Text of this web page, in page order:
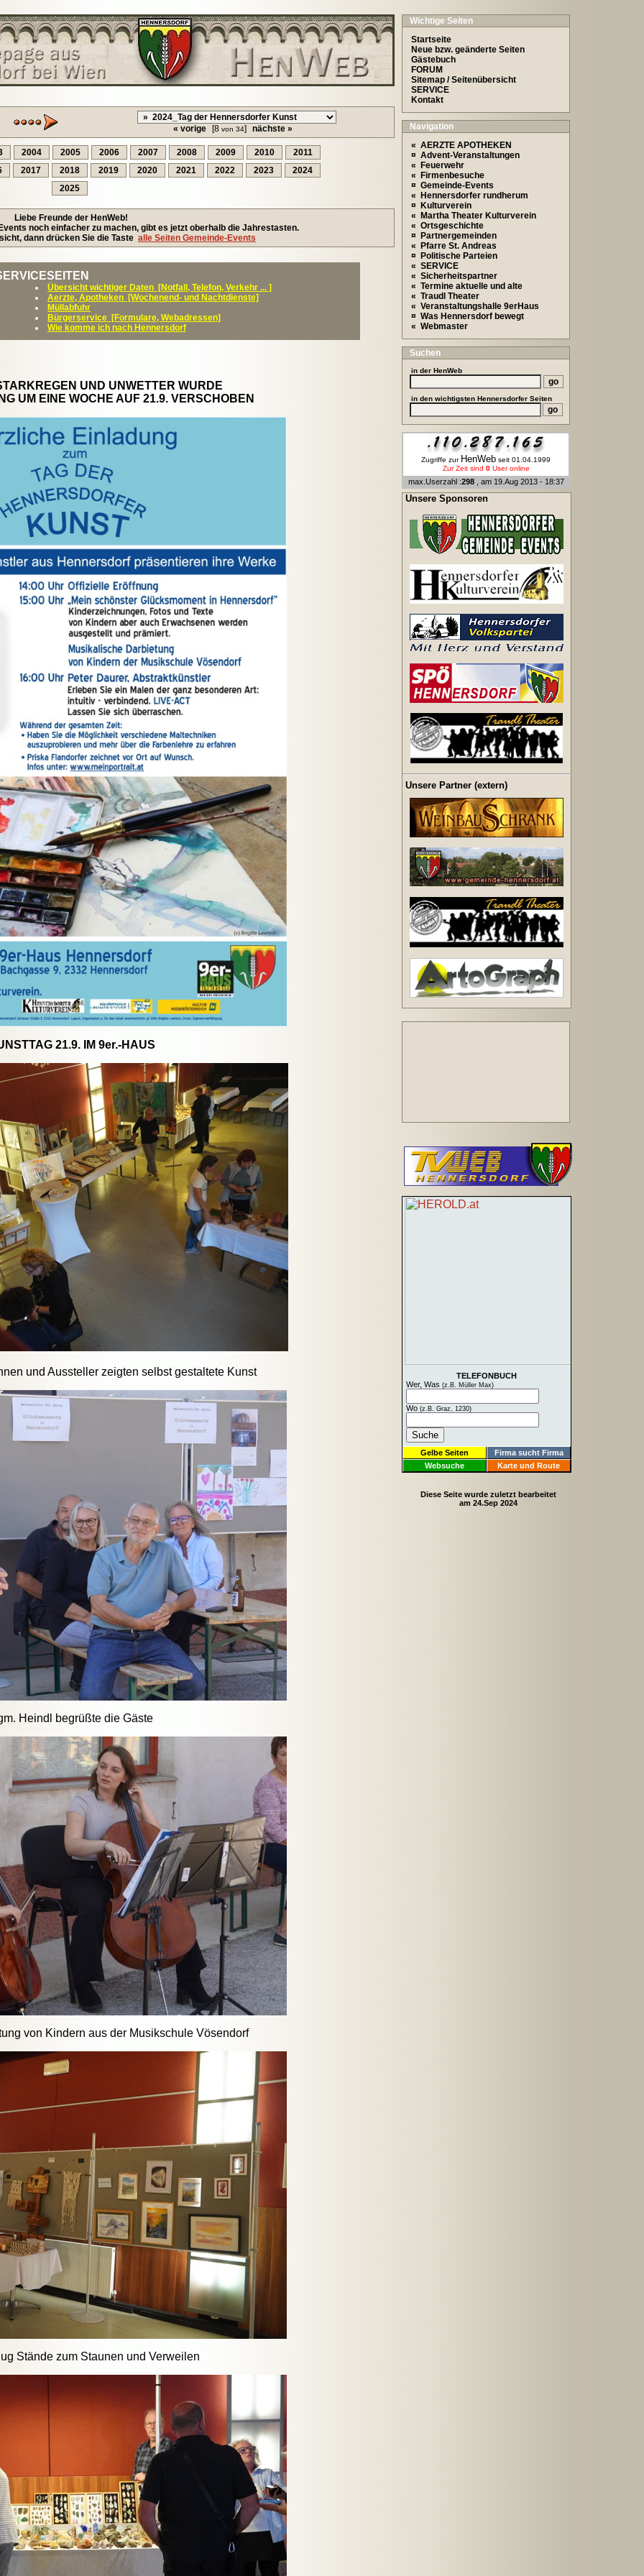
« vorige [8 von 34] nächste »
2004 2005 2006 2007 2008 2009 2010
2011
2017 2018 2019 2020 2021 2022 2023
2024
2025
Liebe Freunde der HenWeb!
noch einfacher zu machen, gibt es jetzt oberhalb die Jahrestasten.
dann drücken Sie die Taste alle Seiten Gemeinde-Events
Übersicht wichtiger Daten [Notfall, Telefon, Verkehr ... ]
Aerzte, Apotheken [Wochenend- und Nachtdienste]
Müllabfuhr
Bürgerservice [Formulare, Webadressen]
Wie komme ich nach Hennersdorf
UND UNWETTER WURDE
UM EINE WOCHE AUF 21.9. VERSCHOBEN
21.9. IM 9er.-HAUS
und Aussteller zeigten selbst gestaltete Kunst
Heindl begrüßte die Gäste
von Kindern aus der Musikschule Vösendorf
Stände zum Staunen und Verweilen
Wichtige Seiten
Startseite
Neue bzw. geänderte Seiten
Gästebuch
FORUM
Sitemap / Seitenübersicht
SERVICE
Kontakt
Navigation
« AERZTE APOTHEKEN
¤ Advent-Veranstaltungen
« Feuerwehr
« Firmenbesuche
¤ Gemeinde-Events
« Hennersdorfer rundherum
¤ Kulturverein
« Martha Theater Kulturverein
« Ortsgeschichte
¤ Partnergemeinden
« Pfarre St. Andreas
¤ Politische Parteien
« SERVICE
« Sicherheitspartner
« Termine aktuelle und alte
« Traudl Theater
« Veranstaltungshalle 9erHaus
¤ Was Hennersdorf bewegt
« Webmaster
Suchen
in der HenWeb
in den wichtigsten Hennersdorfer Seiten
Zugriffe zur HenWeb seit 01.04.1999
Zur Zeit sind 0User online
max.Userzahl :298 , am 19.Aug 2013 - 18:37
Unsere Sponsoren
Unsere Partner (extern)
TELEFONBUCH
Wer, Was (z.B. Müller Max)
Wo (z.B. Graz, 1230)
Gelbe Seiten
Firma sucht Firma
Websuche
Karte und Route
Diese Seite wurde zuletzt bearbeitet
am 24.Sep 2024